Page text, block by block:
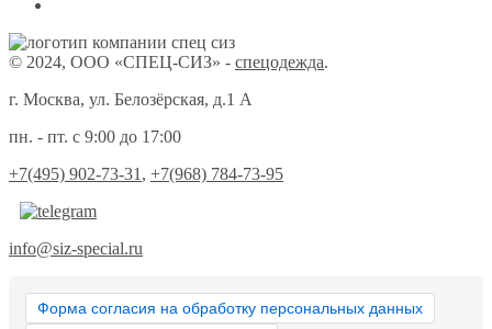
© 2024, ООО «СПЕЦ-СИЗ» - спецодежда.
г. Москва, ул. Белозёрская, д.1 А
пн. - пт. с 9:00 до 17:00
+7(495) 902-73-31 , +7(968) 784-73-95
info@siz-special.ru
Форма согласия на обработку персональных данных